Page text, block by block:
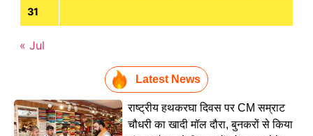
31
« Jul
Latest News
राष्ट्रीय हथकरघा दिवस पर CM सम्राट
चौधरी का खादी मॉल दौरा, बुनकरों से किया